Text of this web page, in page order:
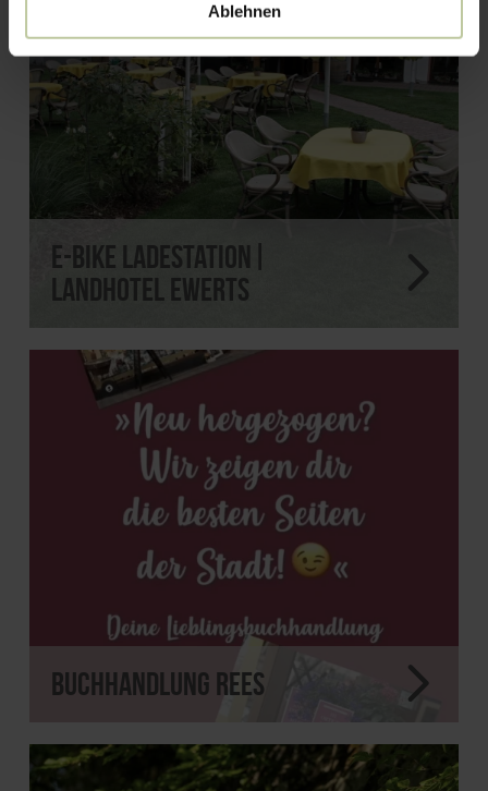
Ablehnen
E-Bike Ladestation|
Landhotel Ewerts
Buchhandlung Rees